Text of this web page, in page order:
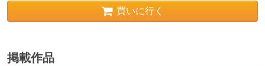
買いに行く
掲載作品